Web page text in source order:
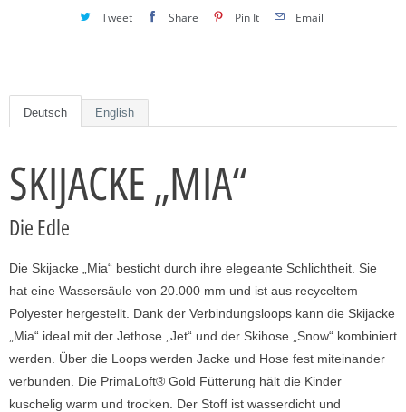
Tweet Share Pin It Email
Deutsch English
SKIJACKE „MIA“
Die Edle
Die Skijacke „Mia“ besticht durch ihre elegeante Schlichtheit. Sie
hat eine Wassersäule von 20.000 mm und ist aus recyceltem
Polyester hergestellt. Dank der Verbindungsloops kann die Skijacke
„Mia“ ideal mit der Jethose „Jet“ und der Skihose „Snow“ kombiniert
werden. Über die Loops werden Jacke und Hose fest miteinander
verbunden. Die PrimaLoft® Gold Fütterung hält die Kinder
kuschelig warm und trocken. Der Stoff ist wasserdicht und